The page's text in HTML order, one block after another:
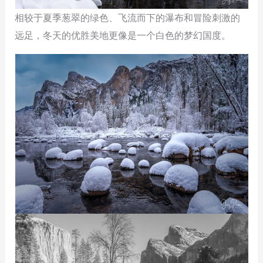
相较于夏季葱翠的绿色、飞流而下的瀑布和冒险刺激的
远足，冬天的优胜美地更像是一个白色的梦幻国度。